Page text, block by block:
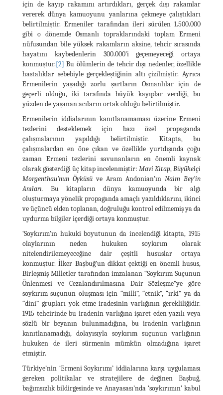
için de kayıp rakamını artırdıkları, gerçek dışı rakamlar
vererek dünya kamuoyunu yanlarına çekmeye çalıştıkları
belirtilmiştir. Ermeniler tarafından ileri sürülen 1.500.000
gibi o dönemde Osmanlı topraklarındaki toplam Ermeni
nüfusundan bile yüksek rakamların aksine, tehcir sırasında
hayatını kaybedenlerin 300.000’i geçemeyeceği ortaya
konmuştur.[2] Bu ölümlerin de tehcir dışı nedenler, özellikle
hastalıklar sebebiyle gerçekleştiğinin altı çizilmiştir. Ayrıca
Ermenilerin yaşadığı zorlu şartların Osmanlılar için de
geçerli olduğu, iki tarafında büyük kayıplar verdiği, bu
yüzden de yaşanan acıların ortak olduğu belirtilmiştir.
Ermenilerin iddialarının kanıtlanamaması üzerine Ermeni
tezlerini desteklemek için bazı özel propaganda
çalışmalarının yapıldığı belirtilmiştir. Kitapta, bu
çalışmalardan en öne çıkan ve özellikle yurtdışında çoğu
zaman Ermeni tezlerini savunanların en önemli kaynak
olarak gösterdiği üç kitap incelenmiştir: Mavi Kitap,Büyükelçi
Morgenthau’nun Öyküsü ve Aram Andonian’ın Naim Bey’in
Anıları. Bu kitapların dünya kamuoyunda bir algı
oluşturmaya yönelik propaganda amaçlı yazıldıklarını, ikinci
ve üçüncü elden toplanan, doğruluğu kontrol edilmemiş ya da
uydurma bilgiler içerdiği ortaya konmuştur.
‘Soykırım’ın hukuki boyutunun da incelendiği kitapta, 1915
olaylarının neden hukuken soykırım olarak
nitelendirilemeyeceğine dair çeşitli hususlar ortaya
konmuştur. İlker Başbuğ’un dikkat çektiği en önemli husus,
Birleşmiş Milletler tarafından imzalanan “Soykırım Suçunun
Önlenmesi ve Cezalandırılmasına Dair Sözleşme”ye göre
soykırım suçunun oluşması için “milli”, “etnik”, “ırki” ya da
“dini” grupları yok etme iradesinin varlığının gerekliliğidir.
1915 tehcirinde bu iradenin varlığına işaret eden yazılı veya
sözlü bir beyanın bulunmadığına, bu iradenin varlığının
kanıtlanamadığı, dolayısıyla soykırım suçunun varlığının
hukuken de ileri sürmenin mümkün olmadığına işaret
etmiştir.
Türkiye’nin ‘Ermeni Soykırımı’ iddialarına karşı uygulaması
gereken politikalar ve stratejilere de değinen Başbuğ,
bağımsızlık bildirgesinde ve Anayasası’nda ‘soykırımın’ kabul